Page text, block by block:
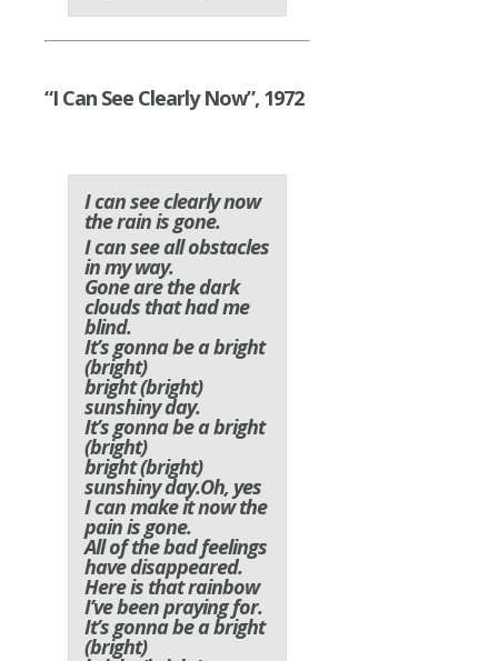
“I Can See Clearly Now”, 1972
I can see clearly now
the rain is gone.
I can see all obstacles
in my way.
Gone are the dark
clouds that had me
blind.
It’s gonna be a bright
(bright)
bright (bright)
sunshiny day.
It’s gonna be a bright
(bright)
bright (bright)
sunshiny day.Oh, yes
I can make it now the
pain is gone.
All of the bad feelings
have disappeared.
Here is that rainbow
I’ve been praying for.
It’s gonna be a bright
(bright)